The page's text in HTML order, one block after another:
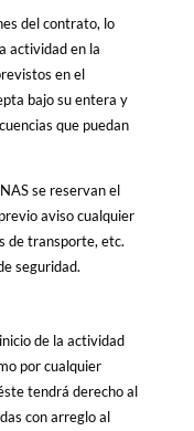
del contrato, lo
actividad en la
en el
bajo su entera y
que puedan
se reservan el
aviso cualquier
de transporte, etc.
seguridad.
de la actividad
por cualquier
tendrá derecho al
con arreglo al